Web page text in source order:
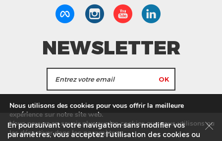
NEWSLETTER
informations de Tang Frères.
Nos Magasins Service commercial
Recrutement
En poursuivant votre navigation sans modifier vos
paramètres, vous acceptez l’utilisation des cookies ou
Nous utilisons des cookies pour vous offrir la meilleure
expérience sur notre site web.
Vous pouvez en savoir plus sur les cookies que nous utilisons ou
les désactiver dans lesparamètres.